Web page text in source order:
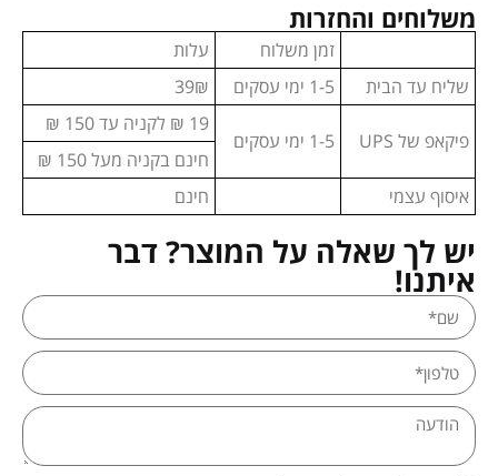
משלוחים והחזרות
זמן משלוח
עלות
שליח עד הבית
1-5 ימי עסקים 39₪
פיקאפ של UPS 1-5 ימי עסקים
19 ₪ לקניה עד 150 ₪
חינם בקניה מעל 150 ₪
איסוף עצמי
חינם
יש לך שאלה על המוצר? דבר
איתנו!